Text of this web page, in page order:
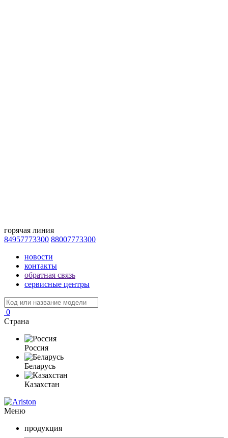
горячая линия
84957773300 88007773300
новости
контакты
обратная связь
сервисные центры
0
Страна
Россия
Беларусь
Казахстан
Меню
продукция